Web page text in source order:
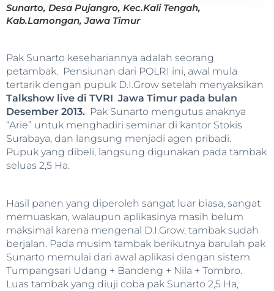
Sunarto, Desa Pujangro, Kec.Kali Tengah,
Kab.Lamongan, Jawa Timur
Pak Sunarto kesehariannya adalah seorang
petambak. Pensiunan dari POLRI ini, awal mula
tertarik dengan pupuk D.I.Grow setelah menyaksikan
Talkshow live di TVRI Jawa Timur pada bulan
Desember 2013. Pak Sunarto mengutus anaknya
“Arie” untuk menghadiri seminar di kantor Stokis
Surabaya, dan langsung menjadi agen pribadi.
Pupuk yang dibeli, langsung digunakan pada tambak
seluas 2,5 Ha.
Hasil panen yang diperoleh sangat luar biasa, sangat
memuaskan, walaupun aplikasinya masih belum
maksimal karena mengenal D.I.Grow, tambak sudah
berjalan. Pada musim tambak berikutnya barulah pak
Sunarto memulai dari awal aplikasi dengan sistem
Tumpangsari Udang + Bandeng + Nila + Tombro.
Luas tambak yang diuji coba pak Sunarto 2,5 Ha,